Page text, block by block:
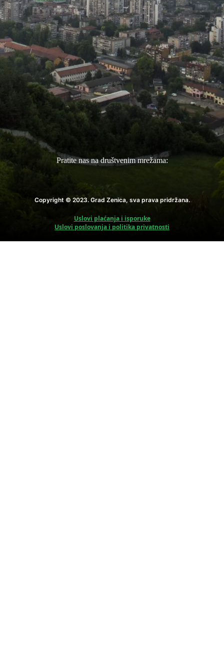
Pratite nas na društvenim mrežama:
Copyright © 2023. Grad Zenica, sva prava pridržana.
Uslovi plaćanja i isporuke
Uslovi poslovanja i politika privatnosti